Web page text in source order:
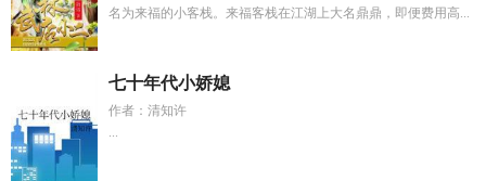
名为来福的小客栈。来福客栈在江湖上大名鼎鼎，即便费用高...
七十年代小娇媳
作者：清知许
...